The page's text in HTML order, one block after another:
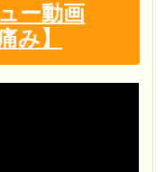
ー動画
み】